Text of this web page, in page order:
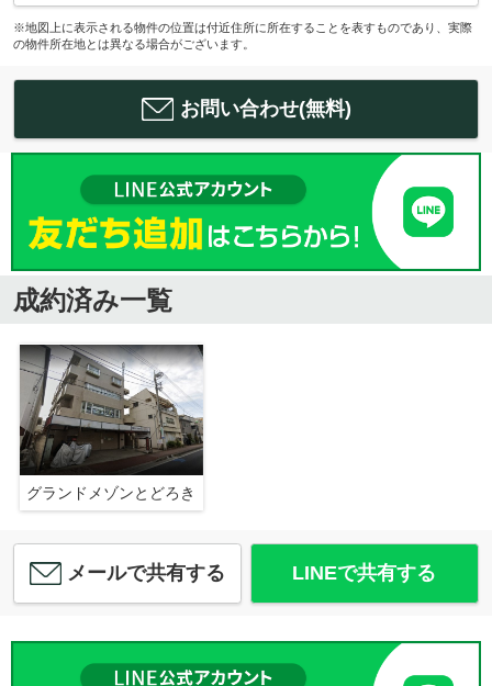
※地図上に表示される物件の位置は付近住所に所在することを表すものであり、実際
の物件所在地とは異なる場合がございます。
お問い合わせ(無料)
成約済み一覧
グランドメゾンとどろき
メールで共有する LINEで共有する